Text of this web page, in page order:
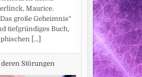
Maurice.
große Geheimnis“
tiefgründiges Buch,
[...]
Störungen